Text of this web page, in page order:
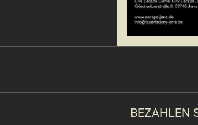
BEZAHLEN